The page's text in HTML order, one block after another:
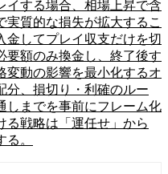
イする場合、相場上昇で含
質的な損失が拡大するこ
金してプレイ収支だけを切
要額のみ換金し、終了後す
変動の影響を最小化するオ
分、損切り・利確のルー
しまでを事前にフレーム化
る戦略は「運任せ」から
。